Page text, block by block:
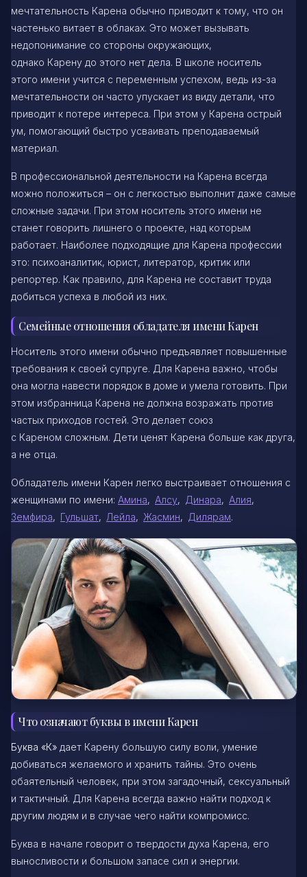
мечтательность Карена обычно приводит к тому, что он
частенько витает в облаках. Это может вызывать
недопонимание со стороны окружающих,
однако Карену до этого нет дела. В школе носитель
этого имени учится с переменным успехом, ведь из-за
мечтательности он часто упускает из виду детали, что
приводит к потере интереса. При этом у Карена острый
ум, помогающий быстро усваивать преподаваемый
материал.
В профессиональной деятельности на Карена всегда
можно положиться – он с легкостью выполнит даже самые
сложные задачи. При этом носитель этого имени не
станет говорить лишнего о проекте, над которым
работает. Наиболее подходящие для Карена профессии
это: психоаналитик, юрист, литератор, критик или
репортер. Как правило, для Карена не составит труда
добиться успеха в любой из них.
Семейные отношения обладателя имени Карен
Носитель этого имени обычно предъявляет повышенные
требования к своей супруге. Для Карена важно, чтобы
она могла навести порядок в доме и умела готовить. При
этом избранница Карена не должна возражать против
частых приходов гостей. Это делает союз
с Кареном сложным. Дети ценят Карена больше как друга,
а не отца.
Обладатель имени Карен легко выстраивает отношения с
женщинами по имени: Амина, Алсу, Динара, Алия,
Земфира, Гульшат, Лейла, Жасмин, Дилярам.
Что означают буквы в имени Карен
Буква «К» дает Карену большую силу воли, умение
добиваться желаемого и хранить тайны. Это очень
обаятельный человек, при этом загадочный, сексуальный
и тактичный. Для Карена всегда важно найти подход к
другим людям и в случае чего найти компромисс.
Буква в начале говорит о твердости духа Карена, его
выносливости и большом запасе сил и энергии.